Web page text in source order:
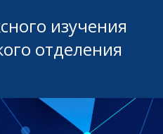
изучения
отделения